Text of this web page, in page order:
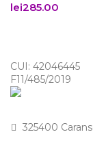
lei285.00
CUI: 42046445
F11/485/2019
325400